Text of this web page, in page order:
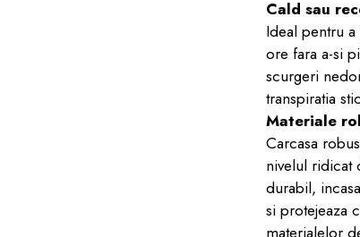
Cald sau
Ideal pentru
ore fara a-si
scurgeri
transpiratia
Materiale
Carcasa
nivelul ridicat
durabil,
si protejeaza
materialelor